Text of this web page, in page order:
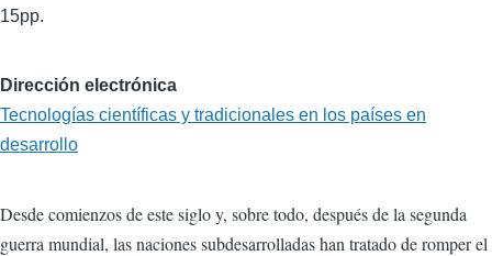
15pp.
Dirección electrónica
Tecnologías científicas y tradicionales en los países en
desarrollo
Desde comienzos de este siglo y, sobre todo, después de la segunda
guerra mundial, las naciones subdesarrolladas han tratado de romper el